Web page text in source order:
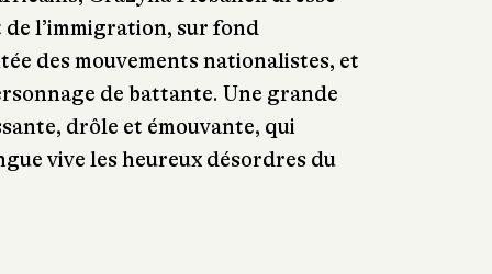
l’immigration, sur fond
des mouvements nationalistes, et
de battante. Une grande
drôle et émouvante, qui
vive les heureux désordres du